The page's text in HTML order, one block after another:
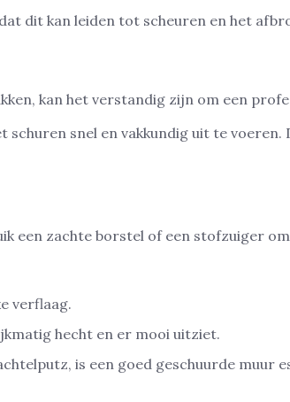
dit kan leiden tot scheuren en het
kan het verstandig zijn om een
snel en vakkundig uit te
een zachte borstel of een stofzuiger
verflaag.
hecht en er mooi uitziet.
is een goed geschuurde muur